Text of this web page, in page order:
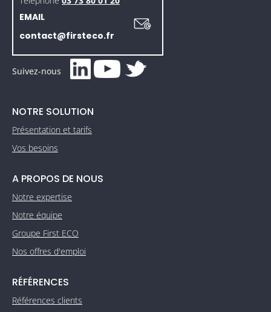
EMAIL
contact@firsteco.fr
Suivez-nous
NOTRE SOLUTION
Présentation et tarifs
Vos besoins
A PROPOS DE NOUS
Notre expertise
Notre équipe
Groupe First ECO
Nos offres d'emploi
RÉFÉRENCES
Références clients